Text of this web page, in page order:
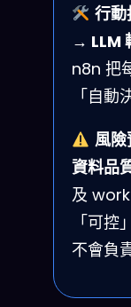
行動
→ LLM
n8n 把
「自動
風險
資料品
及
「可
不會負